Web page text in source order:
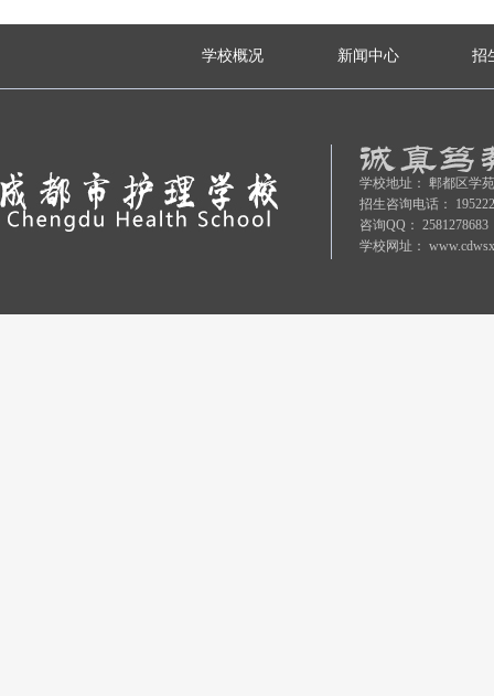
学校概况 新闻中心 招
学校地址： 郫都区学
招生咨询电话：
咨询QQ： 2581278683
学校网址：